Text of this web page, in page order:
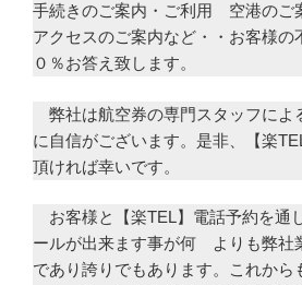
手続きのご案内・ご利用 空港のご
アクセスのご案内など・・お客様の
０％お答え致します。
弊社は航空券の専門スタッフによ
に自信がございます。是非、【楽
頂ければ幸いです。
お客様と【楽TEL】電話予約を通
ールが出来ます事が何 よりも弊社
であり誇りでもあります。これから